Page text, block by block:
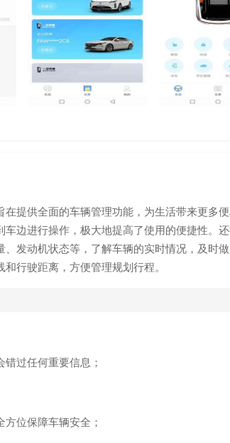
提供全面的车辆管理功能，为生活带来更多
边进行操作，极大地提高了使用的便捷性。
发动机状态等，了解车辆的实时情况，及时
行驶距离，方便管理规划行程。
过任何重要信息；
位保障车辆安全；